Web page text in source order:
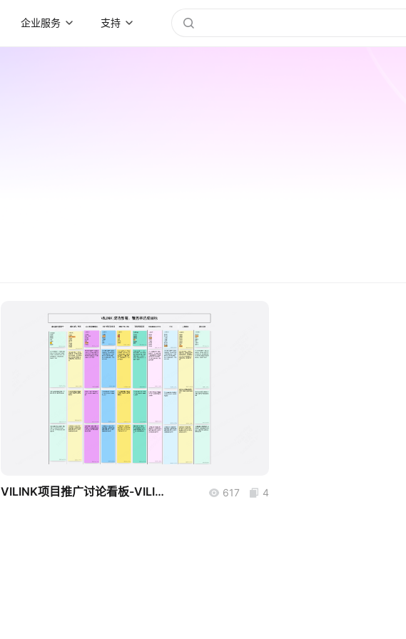
企业服务 支持
boardmix
VILINK项目推广讨论看板-VILINK成功部署 617 4